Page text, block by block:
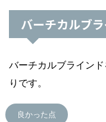
バーチカルブ
バーチカルブライン
りです。
良かった点